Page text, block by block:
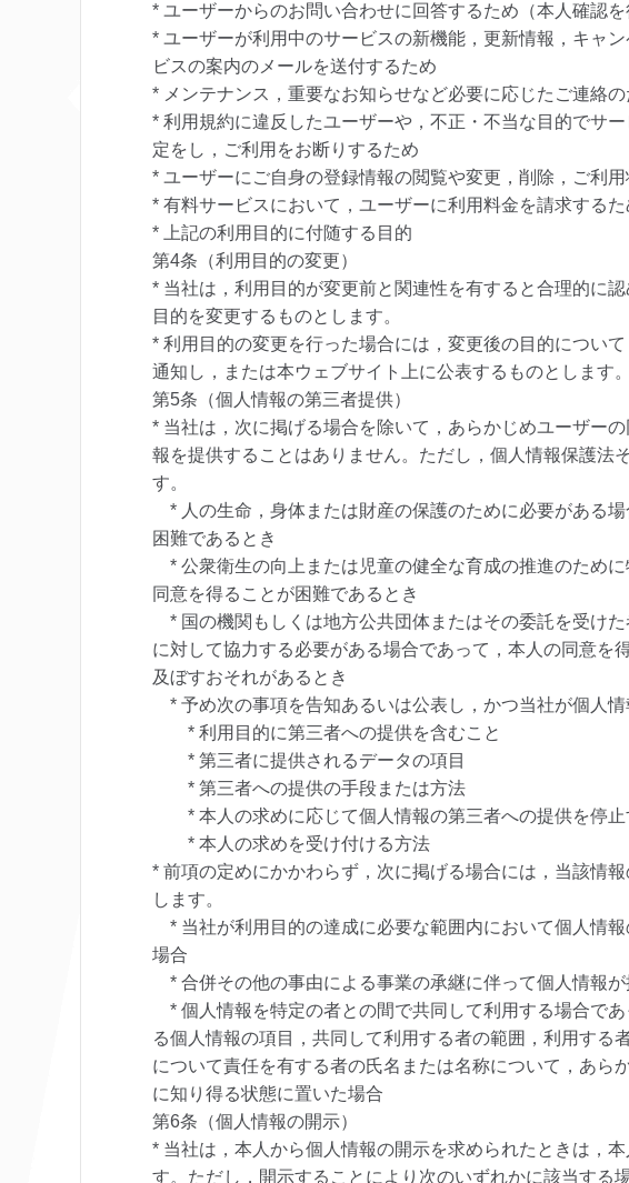
* ユーザーからのお問い合わせに回答するため（本人確認を
* ユーザーが利用中のサービスの新機能，更新情報，キャ
ビスの案内のメールを送付するため
* メンテナンス，重要なお知らせなど必要に応じたご連絡の
* 利用規約に違反したユーザーや，不正・不当な目的でサ
定をし，ご利用をお断りするため
* ユーザーにご自身の登録情報の閲覧や変更，削除，ご利
* 有料サービスにおいて，ユーザーに利用料金を請求するた
* 上記の利用目的に付随する目的
第4条（利用目的の変更）
* 当社は，利用目的が変更前と関連性を有すると合理的に
目的を変更するものとします。
* 利用目的の変更を行った場合には，変更後の目的につい
通知し，または本ウェブサイト上に公表するものとします。
第5条（個人情報の第三者提供）
* 当社は，次に掲げる場合を除いて，あらかじめユーザー
報を提供することはありません。ただし，個人情報保護法
す。
* 人の生命，身体または財産の保護のために必要がある
困難であるとき
* 公衆衛生の向上または児童の健全な育成の推進のため
同意を得ることが困難であるとき
* 国の機関もしくは地方公共団体またはその委託を受け
に対して協力する必要がある場合であって，本人の同意を
及ぼすおそれがあるとき
* 予め次の事項を告知あるいは公表し，かつ当社が個人
* 利用目的に第三者への提供を含むこと
* 第三者に提供されるデータの項目
* 第三者への提供の手段または方法
* 本人の求めに応じて個人情報の第三者への提供を停止
* 本人の求めを受け付ける方法
* 前項の定めにかかわらず，次に掲げる場合には，当該情
します。
* 当社が利用目的の達成に必要な範囲内において個人情
場合
* 合併その他の事由による事業の承継に伴って個人情報が
* 個人情報を特定の者との間で共同して利用する場合で
る個人情報の項目，共同して利用する者の範囲，利用する
について責任を有する者の氏名または名称について，あら
に知り得る状態に置いた場合
第6条（個人情報の開示）
* 当社は，本人から個人情報の開示を求められたときは，
す。ただし，開示することにより次のいずれかに該当する